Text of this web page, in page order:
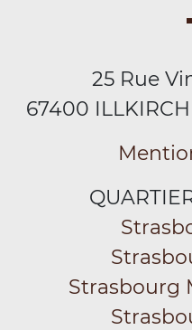
25 Rue
67400
Strasbourg